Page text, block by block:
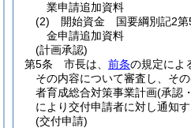
業申請追加資料
(2)
開始資金 国要綱別記2第
金申請追加資料
(計画承認)
第5条
市長は、 前条の規定によ
その内容について審査し、そ
者育成総合対策事業計画(承認
により交付申請者に対し通知す
(交付申請)